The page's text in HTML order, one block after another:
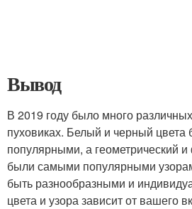
Вывод
В 2019 году было много
пуховиках. Белый и черный
популярными, а геометрический
были самыми популярными
быть разнообразными и
цвета и узора зависит от вашего